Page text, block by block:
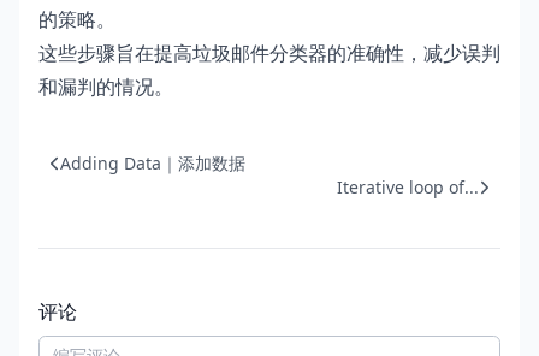
的策略。
这些步骤旨在提高垃圾邮件分类器的准确性，减少误判
和漏判的情况。
Adding Data｜添加数据
Iterative loop of...
评论